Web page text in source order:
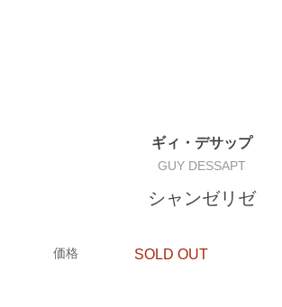
ギィ・デサップ
GUY DESSAPT
シャンゼリゼ
価格 SOLD OUT